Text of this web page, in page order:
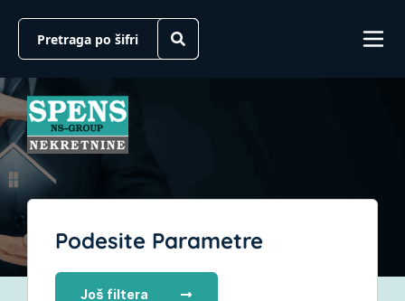
Podesite Parametre
Još filtera